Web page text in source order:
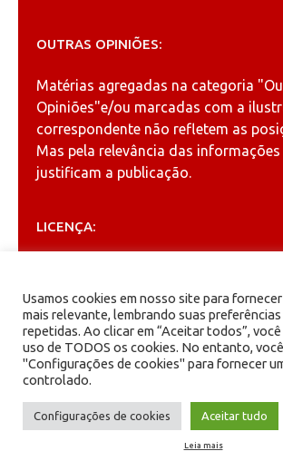
OUTRAS OPINIÕES:
Matérias agregadas na categoria
Opiniões"e/ou marcadas com a
correspondente não refletem as
Mas pela relevância das
justificam a publicação.
LICENÇA:
Creative Commons
ARQUIVOS
Arquivos
PCB - Partido Comunista Brasileiro.
Usamos cookies em nosso site para
mais relevante, lembrando suas
repetidas. Ao clicar em “Aceitar todos”,
uso de TODOS os cookies. No entanto,
"Configurações de cookies" para fornecer
controlado.
Configurações de cookies Aceitar tudo
Leia mais